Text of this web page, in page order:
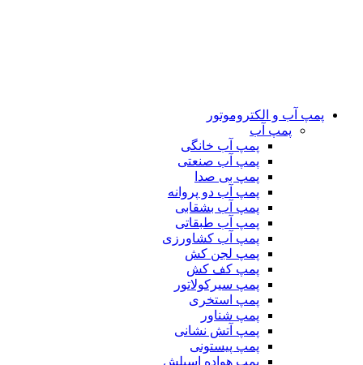
پمپ آب و الکتروموتور
پمپ آب
پمپ آب خانگی
پمپ آب صنعتی
پمپ بی صدا
پمپ آب دو پروانه
پمپ آب بشقابی
پمپ آب طبقاتی
پمپ آب کشاورزی
پمپ لجن کش
پمپ کف کش
پمپ سیرکولاتور
پمپ استخری
پمپ شناور
پمپ آتش نشانی
پمپ پیستونی
پمپ هواده اسپلش